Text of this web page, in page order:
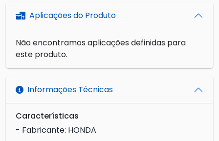
Aplicações do Produto
Não encontramos aplicações definidas para
este produto.
Informações Técnicas
Características
- Fabricante: HONDA